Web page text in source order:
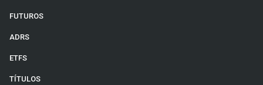
FUTUROS
ADRS
ETFS
TÍTULOS